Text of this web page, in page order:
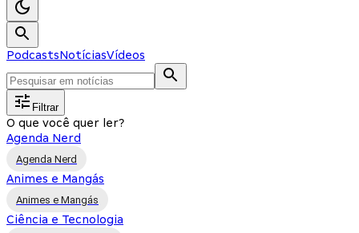
PodcastsNotíciasVídeos
Filtrar
O que você quer ler?
Agenda Nerd
Agenda Nerd
Animes e Mangás
Animes e Mangás
Ciência e Tecnologia